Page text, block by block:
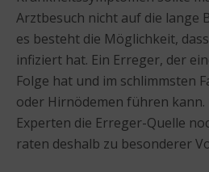
Arztbesuch nicht auf die lange
es besteht die Möglichkeit,
infiziert hat. Ein Erreger, der
Folge hat und im schlimmsten
oder Hirnödemen führen
Experten die Erreger-Quelle
raten deshalb zu besonderer